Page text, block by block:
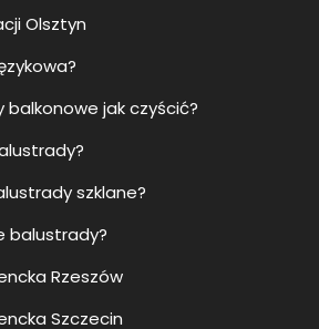
Olsztyn
balkonowe jak czyścić?
szklane?
balustrady?
Rzeszów
Szczecin